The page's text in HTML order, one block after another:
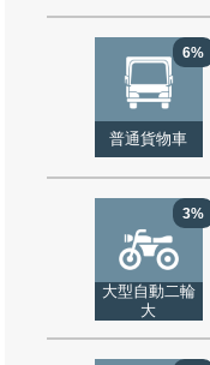
6%
普通貨物車
3%
大型自動二輪
大